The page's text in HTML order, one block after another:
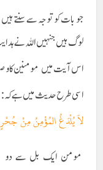
جو بات کو توجہ سے سنتے
لوگ ہیں جنہیں اللہ نے
اس آیت میں مومنین کا وصف
اسی طرح حدیث میں ہے کہ:
لاَ يُلْدَغُ المُؤْمِنُ مِنْ